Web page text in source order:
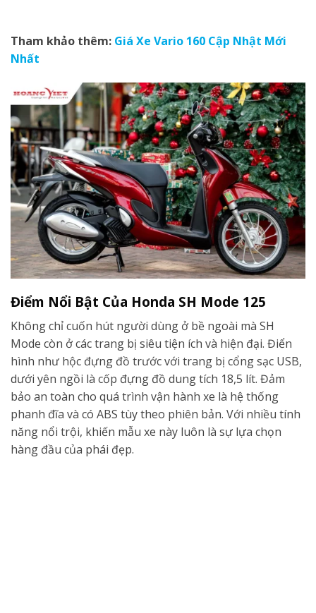
Tham khảo thêm: Giá Xe Vario 160 Cập Nhật Mới
Nhất
Điểm Nổi Bật Của Honda SH Mode 125
Không chỉ cuốn hút người dùng ở bề ngoài mà SH
Mode còn ở các trang bị siêu tiện ích và hiện đại. Điển
hình như hộc đựng đồ trước với trang bị cổng sạc USB,
dưới yên ngồi là cốp đựng đồ dung tích 18,5 lít. Đảm
bảo an toàn cho quá trình vận hành xe là hệ thống
phanh đĩa và có ABS tùy theo phiên bản. Với nhiều tính
năng nổi trội, khiến mẫu xe này luôn là sự lựa chọn
hàng đầu của phái đẹp.